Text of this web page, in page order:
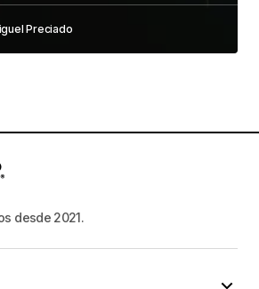
Preciado
desde 2021.